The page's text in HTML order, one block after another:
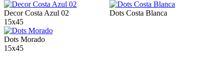
Decor Costa Azul 02
15x45
Dots Costa Blanca
Dots Morado
15x45